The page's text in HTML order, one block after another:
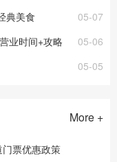
05-07
典美食
05-06
业时间+攻略
05-05
More +
票优惠政策